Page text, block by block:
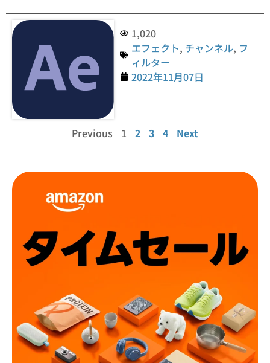
1,020
エフェクト, チャンネル, フ
ィルター
2022年11月07日
Previous 1 2 3 4 Next